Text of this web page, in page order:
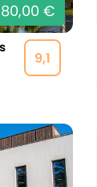
€
9,1